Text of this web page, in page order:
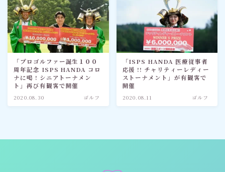
「プロゴルファー誕生１００
周年記念 ISPS HANDA コロ
ナに喝 ! シニアトーナメン
ト」再び有観客で開催
2020.08.30 ゴルフ
「ISPS HANDA 医療従事者
応援 !! チャリティーレディー
ストーナメント」が有観客で
開催
2020.08.11 ゴルフ